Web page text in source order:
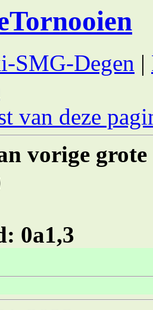
SMG-Degen |
van deze
vorige grote
0a1,3